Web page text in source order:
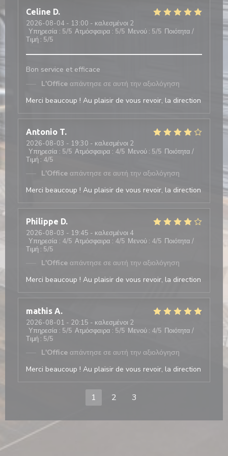
Celine D
2026-08-04 - 13:00 - καλεσμένοι 2
Υπηρεσία : 5/5 Ατμόσφαιρα : 5/5 Μενού : 5/5 Ποιότητα /
Τιμή : 5/5
Bon service et efficace
L'Office απάντησε σε αυτή την αξιολόγηση
Merci beaucoup ! Au plaisir de vous revoir, la direction
Antonio T
2026-08-03 - 19:30 - καλεσμένοι 2
Υπηρεσία : 5/5 Ατμόσφαιρα : 4/5 Μενού : 5/5 Ποιότητα /
Τιμή : 4/5
L'Office απάντησε σε αυτή την αξιολόγηση
Merci beaucoup ! Au plaisir de vous revoir, la direction
Philippe D
2026-08-03 - 19:45 - καλεσμένοι 4
Υπηρεσία : 4/5 Ατμόσφαιρα : 4/5 Μενού : 4/5 Ποιότητα /
Τιμή : 5/5
L'Office απάντησε σε αυτή την αξιολόγηση
Merci beaucoup ! Au plaisir de vous revoir, la direction
mathis A
2026-08-01 - 20:15 - καλεσμένοι 2
Υπηρεσία : 5/5 Ατμόσφαιρα : 5/5 Μενού : 4/5 Ποιότητα /
Τιμή : 5/5
L'Office απάντησε σε αυτή την αξιολόγηση
Merci beaucoup ! Au plaisir de vous revoir, la direction
1 2 3